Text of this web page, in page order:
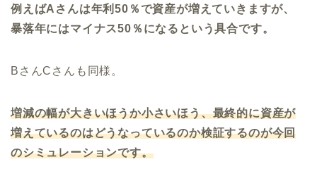
例えばAさんは年利50％で資産が増えていきますが、
暴落年にはマイナス50％になるという具合です。
BさんCさんも同様。
増減の幅が大きいほうか小さいほう、最終的に資産が
増えているのはどうなっているのか検証するのが今回
のシミュレーションです。